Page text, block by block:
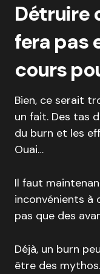
Détruire
fera pas
cours
Bien, ce serait
un fait. Des tas
du burn et les
Ouai…
Il faut
inconvénients à
pas que des
Déjà, un burn
être des